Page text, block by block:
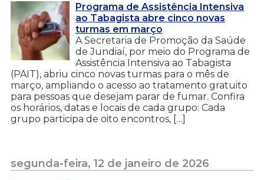
Programa de Assistência Intensiva
ao Tabagista abre cinco novas
turmas em março
A Secretaria de Promoção da Saúde
de Jundiaí, por meio do Programa de
Assistência Intensiva ao Tabagista
(PAIT), abriu cinco novas turmas para o mês de
março, ampliando o acesso ao tratamento gratuito
para pessoas que desejam parar de fumar. Confira
os horários, datas e locais de cada grupo: Cada
grupo participa de oito encontros, […]
segunda-feira, 12 de janeiro de 2026